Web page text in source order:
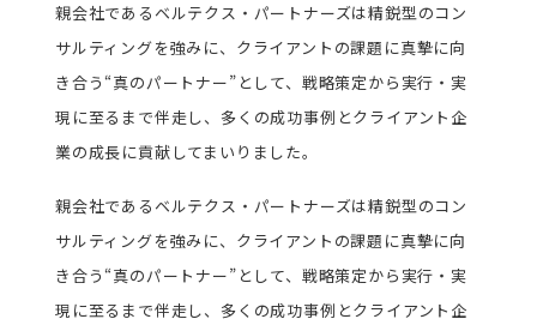
親会社であるベルテクス・パートナーズは精鋭型のコン
サルティングを強みに、クライアントの課題に真摯に向
き合う“真のパートナー”として、戦略策定から実行・実
現に至るまで伴走し、多くの成功事例とクライアント企
業の成長に貢献してまいりました。
親会社であるベルテクス・パートナーズは精鋭型のコン
サルティングを強みに、クライアントの課題に真摯に向
き合う“真のパートナー”として、戦略策定から実行・実
現に至るまで伴走し、多くの成功事例とクライアント企